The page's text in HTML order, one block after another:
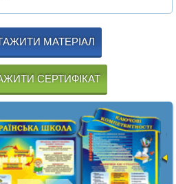
МАТЕРІАЛ
СЕРТИФІКАТ